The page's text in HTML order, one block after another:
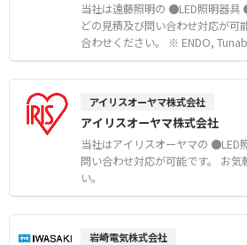
当社は遠藤照明の ●LED照明器
どの見積及び問い合わせ対応が可
合わせください。 ※ ENDO,
Syncaは㈱遠藤照明の登録商標及
り、一部の掲載画像、ロゴは㈱遠
アイリスオーヤマ株式会社
アイリスオーヤマ株式会社
当社はアイリスオーヤマの ●LED
問い合わせ対応が可能です。 お気
い。
岩崎電気株式会社